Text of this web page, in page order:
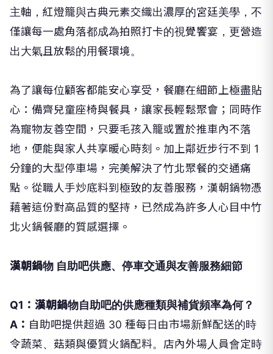
主軸，紅燈籠與古典元素交織出濃厚的宮廷美學，不
僅讓每一處角落都成為拍照打卡的視覺饗宴，更營造
出大氣且放鬆的用餐環境。
為了讓每位顧客都能安心享受，餐廳在細節上極盡貼
心：備齊兒童座椅與餐具，讓家長輕鬆聚會；同時作
為寵物友善空間，只要毛孩入籠或置於推車內不落
地，便能與家人共享暖心時刻。加上鄰近步行不到 1
分鐘的大型停車場，完美解決了竹北聚餐的交通痛
點。從職人手炒底料到極致的友善服務，漢朝鍋物憑
藉著這份對高品質的堅持，已然成為許多人心目中竹
北火鍋餐廳的質感選擇。
漢朝鍋物 自助吧供應、停車交通與友善服務細節
Q1：漢朝鍋物自助吧的供應種類與補貨頻率為何？
A： 自助吧提供超過 30 種每日由市場新鮮配送的時
令蔬菜、菇類與優質火鍋配料。店內外場人員會定時